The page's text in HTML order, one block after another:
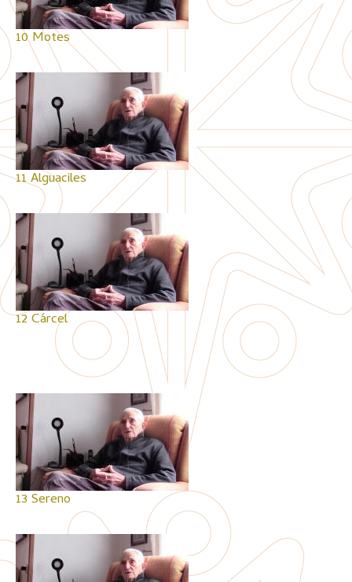
10 Motes
11 Alguaciles
12 Cárcel
13 Sereno